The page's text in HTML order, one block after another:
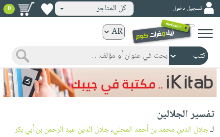
ورقية
المواضيع
صدر
حديثاً
الأكثر
مبيعاً
جوائز
كتب
الكترونية
الرئيسية
كتب
تسجيل دخول كل المتاجر 0
تفسير الجلالين
لـجلال الدين محمد بن أحمد المحلي،جلال الدين عبد الرحمن بن أبي بكر